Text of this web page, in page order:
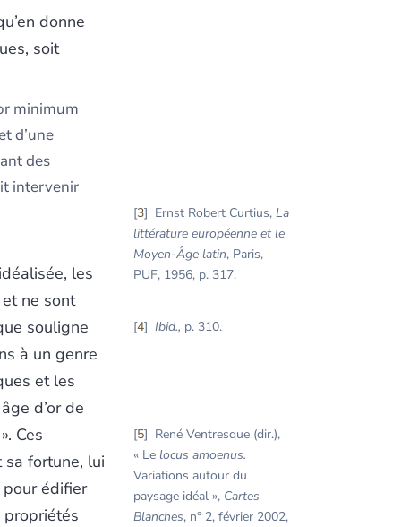
donne
soit
minimum
d’une
des
intervenir
les
ne sont
souligne
à un genre
et les
d’or de
». Ces
fortune, lui
édifier
propriétés
3 Ernst Robert Curtius, La
littérature européenne et le
Moyen-Âge latin, Paris,
PUF, 1956, p. 317.
4 Ibid., p. 310.
5
René Ventresque (dir.),
« Le locus amoenus.
Variations autour du
paysage idéal », Cartes
Blanches, n° 2, février 2002,